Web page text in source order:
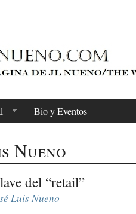
Bio y Eventos
Nueno
del “retail”
Luis Nueno